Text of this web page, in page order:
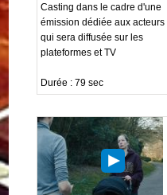
Casting dans le cadre d'une
émission dédiée aux acteurs
qui sera diffusée sur les
plateformes et TV
Durée : 79 sec